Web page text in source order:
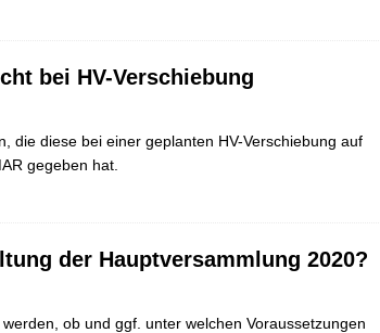
bei HV-Verschiebung
die diese bei einer geplanten HV-Verschiebung auf
gegeben hat.
der Hauptversammlung 2020?
ob und ggf. unter welchen Voraussetzungen